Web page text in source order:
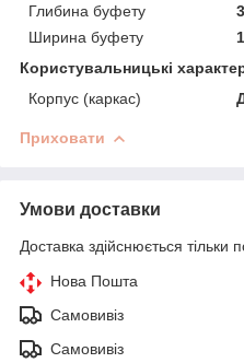
Глибина буфету
Ширина буфету
Користувальницькі
Корпус (каркас)
Приховати
Умови доставки
Доставка здійснюється тільки
Нова Пошта
Самовивіз
Самовивіз